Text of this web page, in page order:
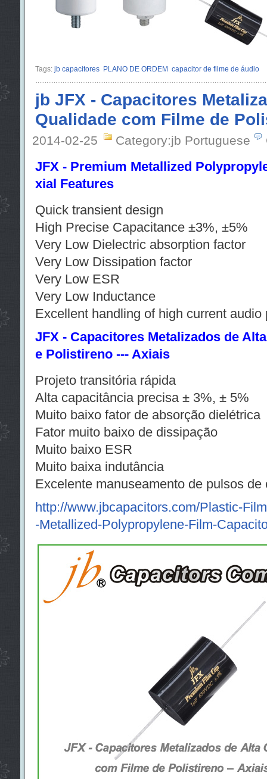
Tags: jb capacitores PLANO DE ORDEM capacitor de filme de áudio
jb JFX - Capacitores
Qualidade com Filme de
2014-02-25 Category:jb Portuguese
JFX - Premium Metallized
xial Features
Quick transient design
High Precise Capacitance ±3%, ±5%
Very Low Dielectric absorption factor
Very Low Dissipation factor
Very Low ESR
Very Low Inductance
Excellent handling of high current audio
JFX - Capacitores Metalizados de
e Polistireno --- Axiais
Projeto transitória rápida
Alta capacitância precisa ± 3%, ± 5%
Muito baixo fator de absorção dielétrica
Fator muito baixo de dissipação
Muito baixo ESR
Muito baixa indutância
Excelente manuseamento de pulsos de
http://www.jbcapacitors.com/Plastic-
-Metallized-Polypropylene-Film-